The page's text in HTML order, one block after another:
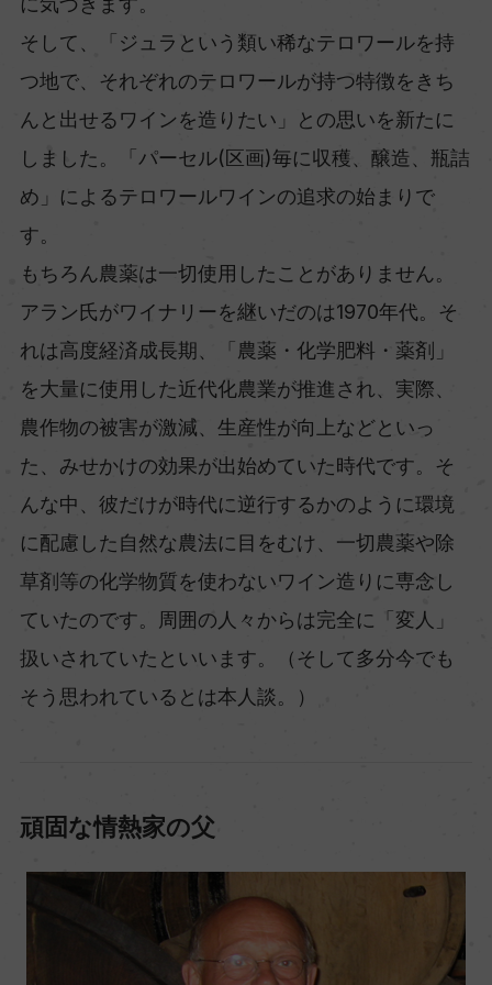
そして、「ジュラという類い稀なテロワールを持
つ地で、それぞれのテロワールが持つ特徴をきち
んと出せるワインを造りたい」との思いを新たに
しました。「パーセル(区画)毎に収穫、醸造、瓶詰
め」によるテロワールワインの追求の始まりで
す。
もちろん農薬は一切使用したことがありません。
アラン氏がワイナリーを継いだのは1970年代。そ
れは高度経済成長期、「農薬・化学肥料・薬剤」
を大量に使用した近代化農業が推進され、実際、
農作物の被害が激減、生産性が向上などといっ
た、みせかけの効果が出始めていた時代です。そ
んな中、彼だけが時代に逆行するかのように環境
に配慮した自然な農法に目をむけ、一切農薬や除
草剤等の化学物質を使わないワイン造りに専念し
ていたのです。周囲の人々からは完全に「変人」
扱いされていたといいます。（そして多分今でも
そう思われているとは本人談。）
頑固な情熱家の父